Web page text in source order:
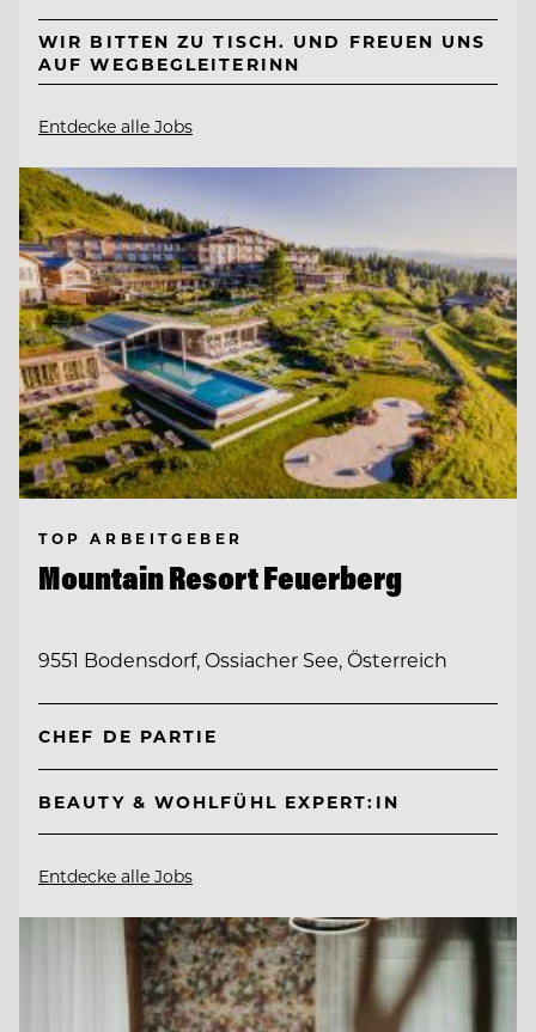
WIR BITTEN ZU TISCH. UND FREUEN UNS
AUF WEGBEGLEITERINN
Entdecke alle Jobs
TOP ARBEITGEBER
Mountain Resort Feuerberg
9551 Bodensdorf, Ossiacher See, Österreich
CHEF DE PARTIE
BEAUTY & WOHLFÜHL EXPERT:IN
Entdecke alle Jobs